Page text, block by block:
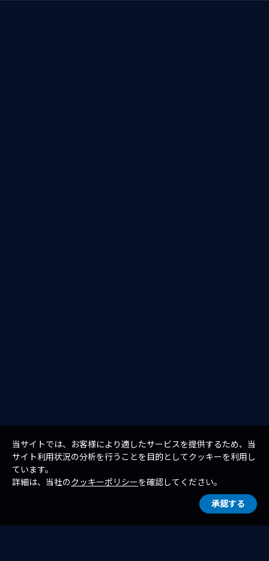
当サイトでは、お客様により適したサービスを提供するため、当
サイト利用状況の分析を行うことを目的としてクッキーを利用し
ています。
詳細は、当社のクッキーポリシーを確認してください。
承認する